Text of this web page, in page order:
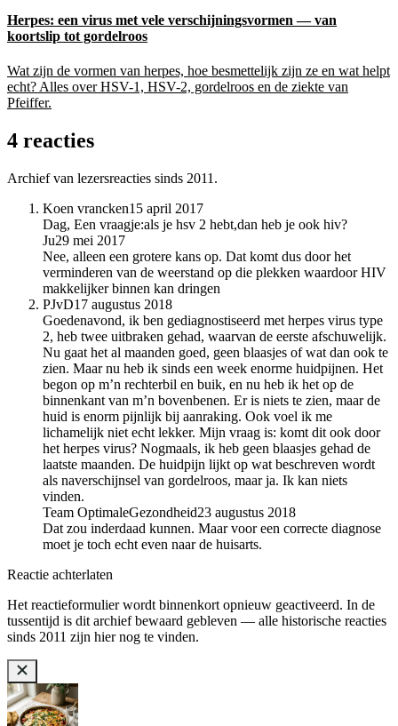
Herpes: een virus met vele verschijningsvormen — van
koortslip tot gordelroos
Wat zijn de vormen van herpes, hoe besmettelijk zijn ze en wat helpt
echt? Alles over HSV-1, HSV-2, gordelroos en de ziekte van
Pfeiffer.
4 reacties
Archief van lezersreacties sinds 2011.
Koen vrancken15 april 2017
Dag, Een vraagje:als je hsv 2 hebt,dan heb je ook hiv?
Ju29 mei 2017
Nee, alleen een grotere kans op. Dat komt dus door het
verminderen van de weerstand op die plekken waardoor HIV
makkelijker binnen kan dringen
PJvD17 augustus 2018
Goedenavond, ik ben gediagnostiseerd met herpes virus type
2, heb twee uitbraken gehad, waarvan de eerste afschuwelijk.
Nu gaat het al maanden goed, geen blaasjes of wat dan ook te
zien. Maar nu heb ik sinds een week enorme huidpijnen. Het
begon op m’n rechterbil en buik, en nu heb ik het op de
binnenkant van m’n bovenbenen. Er is niets te zien, maar de
huid is enorm pijnlijk bij aanraking. Ook voel ik me
lichamelijk niet echt lekker. Mijn vraag is: komt dit ook door
het herpes virus? Nogmaals, ik heb geen blaasjes gehad de
laatste maanden. De huidpijn lijkt op wat beschreven wordt
als naverschijnsel van gordelroos, maar ja. Ik kan niets
vinden.
Team OptimaleGezondheid23 augustus 2018
Dat zou inderdaad kunnen. Maar voor een correcte diagnose
moet je toch echt even naar de huisarts.
Reactie achterlaten
Het reactieformulier wordt binnenkort opnieuw geactiveerd. In de
tussentijd is dit archief bewaard gebleven — alle historische reacties
sinds 2011 zijn hier nog te vinden.